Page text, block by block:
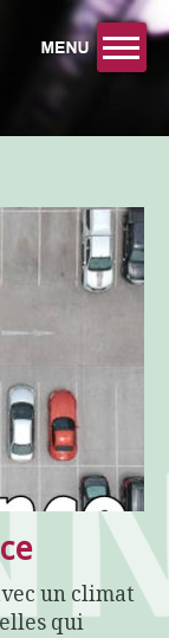
un climat
qui